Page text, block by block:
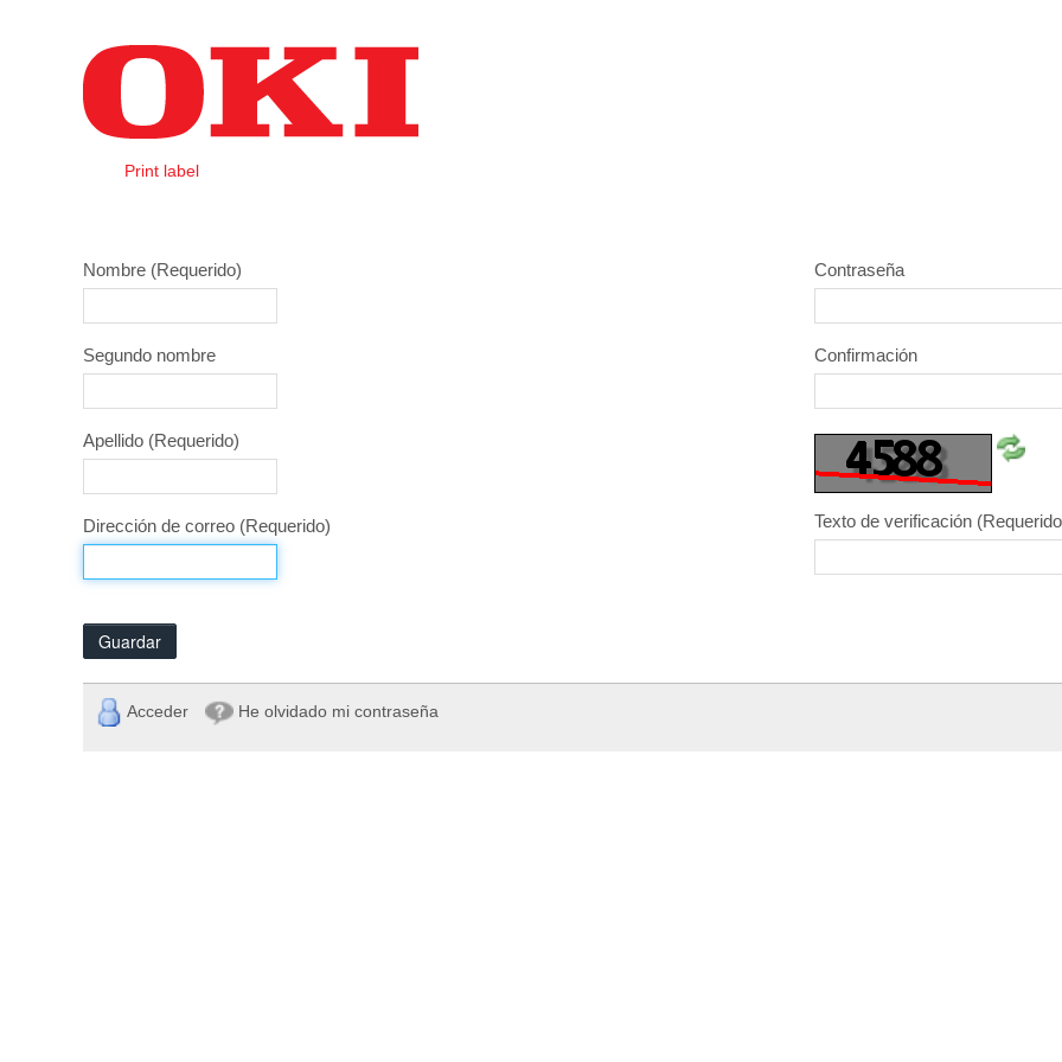
Login
Print label
Nombre (Requerido)
Segundo nombre
Apellido (Requerido)
Dirección de correo (Requerido)
Contraseña
Confirmación
Texto de verificación
Guardar
Acceder He olvidado mi contraseña